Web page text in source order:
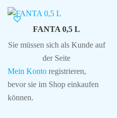
FANTA 0,5 L
Sie müssen sich als Kunde auf
der Seite
Mein Konto registrieren,
bevor sie im Shop einkaufen
können.